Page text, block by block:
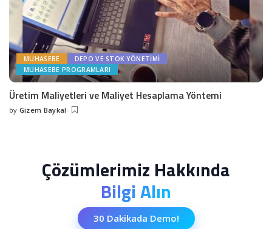
MUHASEBE
DEPO VE STOK YÖNETIMI
MUHASEBE PROGRAMLARI
Üretim Maliyetleri ve Maliyet Hesaplama Yöntemi
Posted
by Gizem Baykal
Çözümlerimiz Hakkında
Bilgi Alın
30 Dakikada Demo!